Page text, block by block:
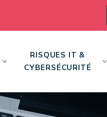
RISQUES IT &
CYBERSÉCURITÉ